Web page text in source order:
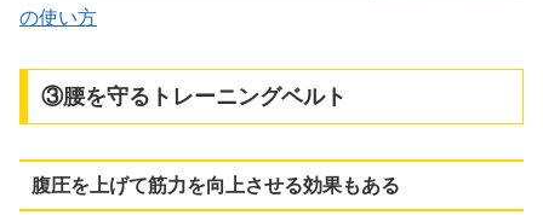
の使い方
③腰を守るトレーニングベルト
腹圧を上げて筋力を向上させる効果もある